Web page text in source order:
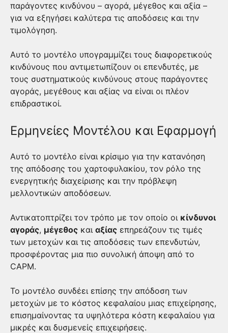
παράγοντες κινδύνου – αγορά, μέγεθος και αξία –
για να εξηγήσει καλύτερα τις αποδόσεις και την
τιμολόγηση.
Αυτό το μοντέλο υπογραμμίζει τους διαφορετικούς
κινδύνους που αντιμετωπίζουν οι επενδυτές, με
τους συστηματικούς κινδύνους στους παράγοντες
αγοράς, μεγέθους και αξίας να είναι οι πλέον
επιδραστικοί.
Ερμηνείες Μοντέλου και Εφαρμογή
Αυτό το μοντέλο είναι κρίσιμο για την κατανόηση
της απόδοσης του χαρτοφυλακίου, τον ρόλο της
ενεργητικής διαχείρισης και την πρόβλεψη
μελλοντικών αποδόσεων.
Αντικατοπτρίζει τον τρόπο με τον οποίο οι κίνδυνοι
αγοράς, μέγεθος και αξίας επηρεάζουν τις τιμές
των μετοχών και τις αποδόσεις των επενδυτών,
προσφέροντας μια πιο συνολική άποψη από το
CAPM.
Το μοντέλο συνδέει επίσης την απόδοση των
μετοχών με το κόστος κεφαλαίου μιας επιχείρησης,
επισημαίνοντας τα υψηλότερα κόστη κεφαλαίου για
μικρές και δυσμενείς επιχειρήσεις.